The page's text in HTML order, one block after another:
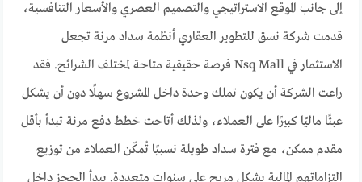
إلى جانب الموقع الاستراتيجي والتصميم العصري والأسعار التنافسية،
قدمت شركة نسق للتطوير العقاري أنظمة سداد مرنة تجعل
الاستثمار في Nsq Mall فرصة حقيقية متاحة لمختلف الشرائح. فقد
راعت الشركة أن يكون تملك وحدة داخل المشروع سهلًا دون أن يشكل
عبئًا ماليًا كبيرًا على العملاء، ولذلك أتاحت خطط دفع مرنة تبدأ بأقل
مقدم ممكن، مع فترة سداد طويلة نسبيًا تُمكّن العملاء من توزيع
التزاماتهم المالية بشكل مريح على سنوات متعددة. يبدأ الحجز داخل